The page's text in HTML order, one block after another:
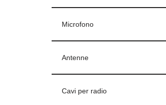
Microfono
Antenne
Cavi per radio